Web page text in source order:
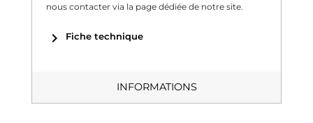
nous contacter via la page dédiée de notre site.
chevron_right Fiche technique
INFORMATIONS